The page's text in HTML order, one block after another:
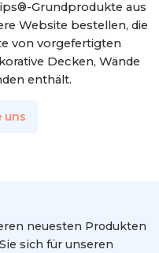
Grundprodukte aus
Website bestellen, die
von vorgefertigten
Decken, Wände
enthält.
uns
neuesten Produkten
sich für unseren